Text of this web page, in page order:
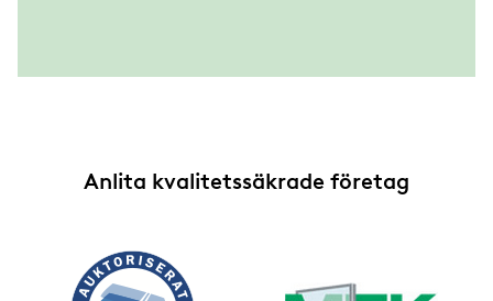
Anlita kvalitetssäkrade företag